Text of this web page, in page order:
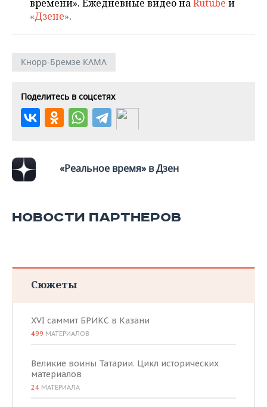
времени». Ежедневные видео наRutube и
«Дзене».
Кнорр-Бремзе КАМА
Поделитесь в соцсетях
«Реальное время» в Дзен
НОВОСТИ ПАРТНЕРОВ
Сюжеты
XVI саммит БРИКС в Казани
499 МАТЕРИАЛОВ
Великие воины Татарии. Цикл исторических
материалов
24 МАТЕРИАЛА